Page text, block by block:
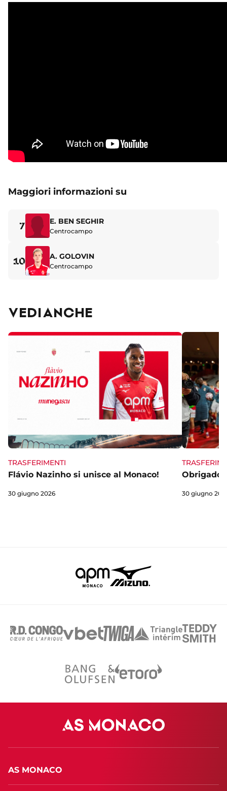
Maggiori informazioni su
7 E. BEN SEGHIR
Centrocampo
10 A. GOLOVIN
Centrocampo
VEDI ANCHE
TRASFERIMENTI
Flávio Nazinho si unisce al Monaco!
30 giugno 2026
Obrigado
30 giugno
AS MONACO